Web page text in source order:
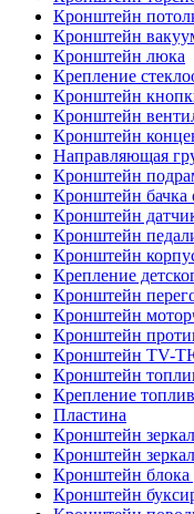
Кронштейн
Кронштейн
Кронштейн люка
Крепление
Кронштейн
Кронштейн
Кронштейн
Направляющая
Кронштейн
Кронштейн бачка
Кронштейн
Кронштейн
Кронштейн
Крепление
Кронштейн
Кронштейн
Кронштейн
Кронштейн TV-
Кронштейн
Крепление
Пластина
Кронштейн
Кронштейн
Кронштейн блока
Кронштейн